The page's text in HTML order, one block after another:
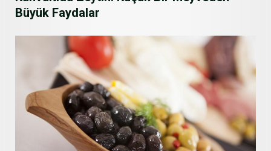
Büyük Faydalar